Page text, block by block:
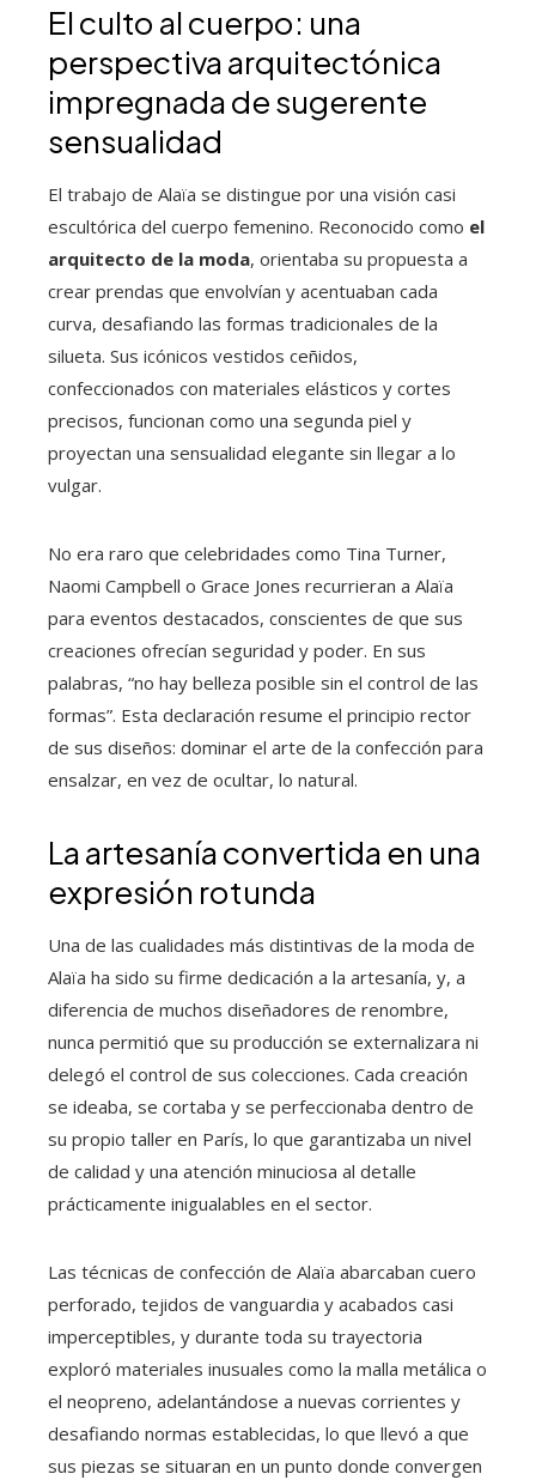
El culto al cuerpo: una
perspectiva arquitectónica
impregnada de sugerente
sensualidad
El trabajo de Alaïa se distingue por una visión casi
escultórica del cuerpo femenino. Reconocido como el
arquitecto de la moda, orientaba su propuesta a
crear prendas que envolvían y acentuaban cada
curva, desafiando las formas tradicionales de la
silueta. Sus icónicos vestidos ceñidos,
confeccionados con materiales elásticos y cortes
precisos, funcionan como una segunda piel y
proyectan una sensualidad elegante sin llegar a lo
vulgar.
No era raro que celebridades como Tina Turner,
Naomi Campbell o Grace Jones recurrieran a Alaïa
para eventos destacados, conscientes de que sus
creaciones ofrecían seguridad y poder. En sus
palabras, “no hay belleza posible sin el control de las
formas”. Esta declaración resume el principio rector
de sus diseños: dominar el arte de la confección para
ensalzar, en vez de ocultar, lo natural.
La artesanía convertida en una
expresión rotunda
Una de las cualidades más distintivas de la moda de
Alaïa ha sido su firme dedicación a la artesanía, y, a
diferencia de muchos diseñadores de renombre,
nunca permitió que su producción se externalizara ni
delegó el control de sus colecciones. Cada creación
se ideaba, se cortaba y se perfeccionaba dentro de
su propio taller en París, lo que garantizaba un nivel
de calidad y una atención minuciosa al detalle
prácticamente inigualables en el sector.
Las técnicas de confección de Alaïa abarcaban cuero
perforado, tejidos de vanguardia y acabados casi
imperceptibles, y durante toda su trayectoria
exploró materiales inusuales como la malla metálica o
el neopreno, adelantándose a nuevas corrientes y
desafiando normas establecidas, lo que llevó a que
sus piezas se situaran en un punto donde convergen